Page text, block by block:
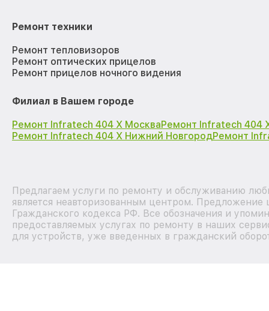
Ремонт техники
Ремонт тепловизоров
Ремонт оптических прицелов
Ремонт прицелов ночного видения
Филиал в Вашем городе
Ремонт Infratech 404 Х МоскваРемонт Infratech 404
Ремонт Infratech 404 Х Нижний НовгородРемонт
Предлагаем услуги по ремонту и обслуживанию
является неавторизованным центром.
Гражданского кодекса РФ. Все обозначения и
предоставляемых услугах по ремонту в наших
для устройств, уже введенных в гражданский